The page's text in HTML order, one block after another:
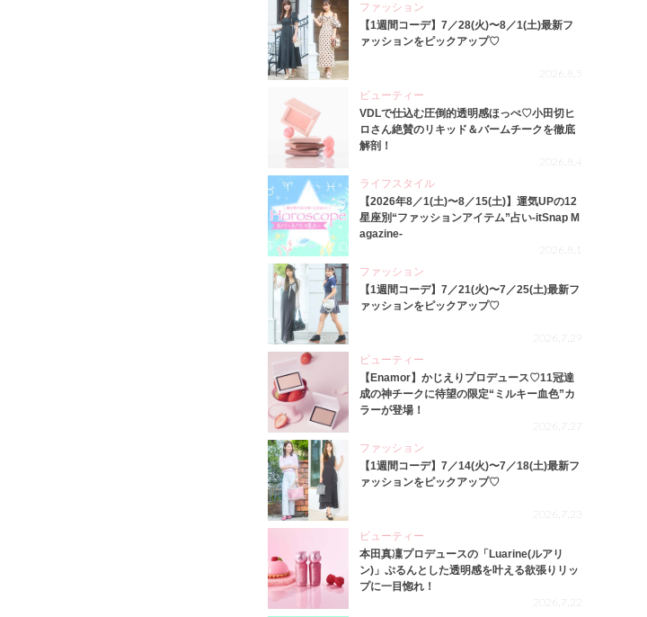
ファッション
【1週間コーデ】7／28(火)〜8／1(土)最新フ
ァッションをピックアップ♡
2026.8.5
ビューティー
VDLで仕込む圧倒的透明感ほっぺ♡小田切ヒ
ロさん絶賛のリキッド＆バームチークを徹底
解剖！
2026.8.4
ライフスタイル
【2026年8／1(土)〜8／15(土)】運気UPの12
星座別“ファッションアイテム”占い-itSnap M
agazine-
2026.8.1
ファッション
【1週間コーデ】7／21(火)〜7／25(土)最新フ
ァッションをピックアップ♡
2026.7.29
ビューティー
【Enamor】かじえりプロデュース♡11冠達
成の神チークに待望の限定“ミルキー血色”カ
ラーが登場！
2026.7.27
ファッション
【1週間コーデ】7／14(火)〜7／18(土)最新フ
ァッションをピックアップ♡
2026.7.23
ビューティー
本田真凜プロデュースの「Luarine(ルアリ
ン)」ぷるんとした透明感を叶える欲張りリッ
プに一目惚れ！
2026.7.22